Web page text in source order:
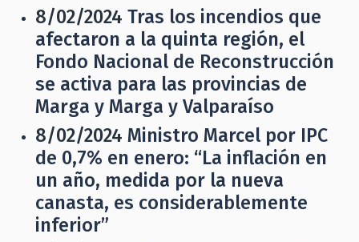
8/02/2024 Tras los incendios que
afectaron a la quinta región, el
Fondo Nacional de Reconstrucción
se activa para las provincias de
Marga y Marga y Valparaíso
8/02/2024 Ministro Marcel por IPC
de 0,7% en enero: “La inflación en
un año, medida por la nueva
canasta, es considerablemente
inferior”